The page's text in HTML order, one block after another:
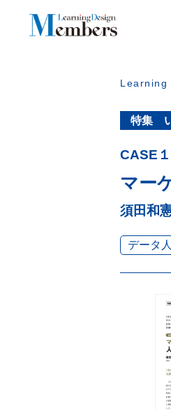
Learning
特集
CASE
マー
須田和
データ